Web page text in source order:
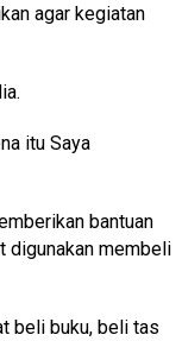
agar kegiatan
itu Saya
bantuan
digunakan membeli
beli buku, beli tas